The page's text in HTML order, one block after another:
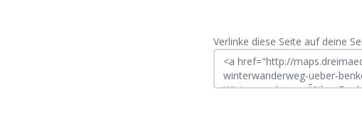
Verlinke diese Seite auf deine